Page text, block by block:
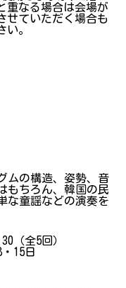
重なる場合は会場が
せていただく場合も
い。
ムの構造、姿勢、音
もちろん、韓国の民
な童謡などの演奏を
（全5回）
15日